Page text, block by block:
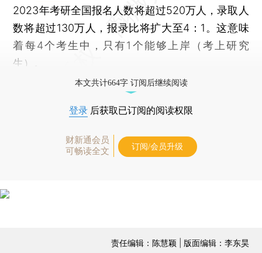
2023年考研全国报名人数将超过520万人，录取人
数将超过130万人，报录比将扩大至4：1。这意味
着每4个考生中，只有1个能够上岸（考上研究
生）。
本文共计664字 订阅后继续阅读
登录 后获取已订阅的阅读权限
财新通会员
可畅读全文
订阅/会员升级
责任编辑：陈慧颖 | 版面编辑：李东昊